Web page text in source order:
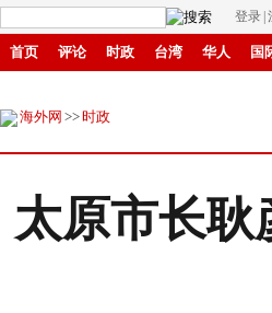
登录
首页 评论 时政 台湾 华人 国
海外网 >> 时政
太原市长耿